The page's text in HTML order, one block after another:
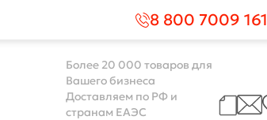
8 800 7009 161
Более 20 000 товаров для
Вашего бизнеса
Доставляем по РФ и
странам ЕАЭС